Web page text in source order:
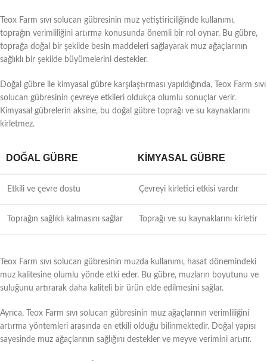
Teox Farm sıvı solucan gübresinin muz yetiştiriciliğinde kullanımı,
toprağın verimliliğini artırma konusunda önemli bir rol oynar. Bu gübre,
toprağa doğal bir şekilde besin maddeleri sağlayarak muz ağaçlarının
sağlıklı bir şekilde büyümelerini destekler.
Doğal gübre ile kimyasal gübre karşılaştırması yapıldığında, Teox Farm sıvı
solucan gübresinin çevreye etkileri oldukça olumlu sonuçlar verir.
Kimyasal gübrelerin aksine, bu doğal gübre toprağı ve su kaynaklarını
kirletmez.
DOĞAL GÜBRE KIMYASAL GÜBRE
Etkili ve çevre dostu Çevreyi kirletici etkisi vardır
Toprağın sağlıklı kalmasını sağlar Toprağı ve su kaynaklarını kirletir
Teox Farm sıvı solucan gübresinin muzda kullanımı, hasat dönemindeki
muz kalitesine olumlu yönde etki eder. Bu gübre, muzların boyutunu ve
suluğunu artırarak daha kaliteli bir ürün elde edilmesini sağlar.
Ayrıca, Teox Farm sıvı solucan gübresinin muz ağaçlarının verimliliğini
artırma yöntemleri arasında en etkili olduğu bilinmektedir. Doğal yapısı
sayesinde muz ağaçlarının sağlığını destekler ve meyve verimini artırır.